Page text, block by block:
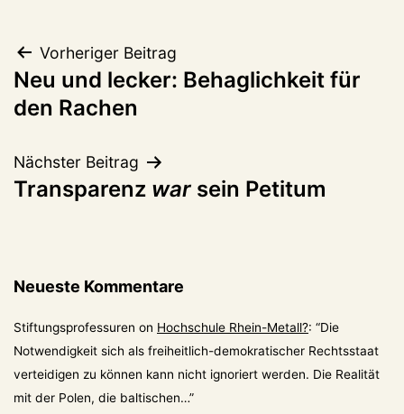
Beitragsnavigation
Vorheriger Beitrag
Neu und lecker: Behaglichkeit für
den Rachen
Nächster Beitrag
Transparenz war sein Petitum
Neueste Kommentare
Stiftungsprofessuren on Hochschule Rhein-Metall?: “Die
Notwendigkeit sich als freiheitlich-demokratischer Rechtsstaat
verteidigen zu können kann nicht ignoriert werden. Die Realität
mit der Polen, die baltischen…”